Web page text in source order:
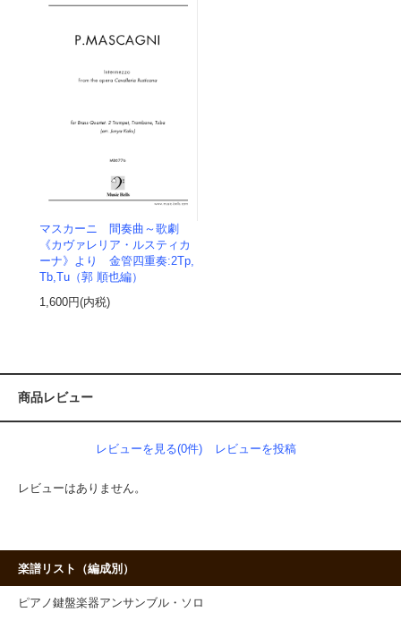
マスカーニ 間奏曲～歌劇
《カヴァレリア・ルスティカ
ーナ》より 金管四重奏:2Tp,
Tb,Tu（郭 順也編）
1,600円(内税)
商品レビュー
レビューを見る(0件) レビューを投稿
レビューはありません。
楽譜リスト（編成別）
ピアノ鍵盤楽器アンサンブル・ソロ